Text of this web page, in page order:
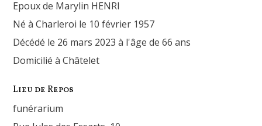
Epoux de Marylin HENRI
Né à Charleroi le 10 février 1957
Décédé le 26 mars 2023 à l'âge de 66 ans
Domicilié à Châtelet
Lieu de Repos
funérarium